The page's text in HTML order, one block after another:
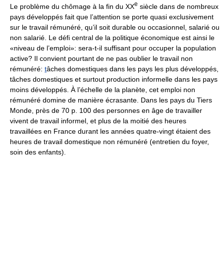
Le problème du chômage à la fin du XXe siècle dans de nombreux
pays développés fait que l’attention se porte quasi exclusivement
sur le travail rémunéré, qu’il soit durable ou occasionnel, salarié ou
non salarié. Le défi central de la politique économique est ainsi le
«niveau de l’emploi»: sera-t-il suffisant pour occuper la population
active? Il convient pourtant de ne pas oublier le travail non
rémunéré: tâches domestiques dans les pays les plus développés,
tâches domestiques et surtout production informelle dans les pays
moins développés. À l’échelle de la planète, cet emploi non
rémunéré domine de manière écrasante. Dans les pays du Tiers
Monde, près de 70 p. 100 des personnes en âge de travailler
vivent de travail informel, et plus de la moitié des heures
travaillées en France durant les années quatre-vingt étaient des
heures de travail domestique non rémunéré (entretien du foyer,
soin des enfants).